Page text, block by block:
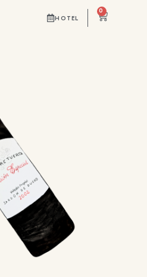
HOTEL
0